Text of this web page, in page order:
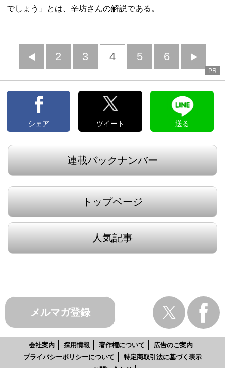
でしょう」とは、辛坊さんの解説である。
前
へ
2 3 4 5 6
へ
PR
シェア ツイート 送る
連載バックナンバー
トップページ
人気記事
メルマガ登録
会社案内 採用情報 著作権について
広告のご案内
プライバシーポリシーについて
特定商取引法に基づく表示